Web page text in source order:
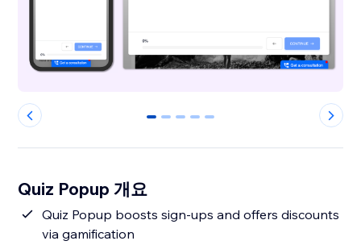
0 1 2 3 4
Quiz Popup 개요
Quiz Popup boosts sign-ups and offers discounts
via gamification